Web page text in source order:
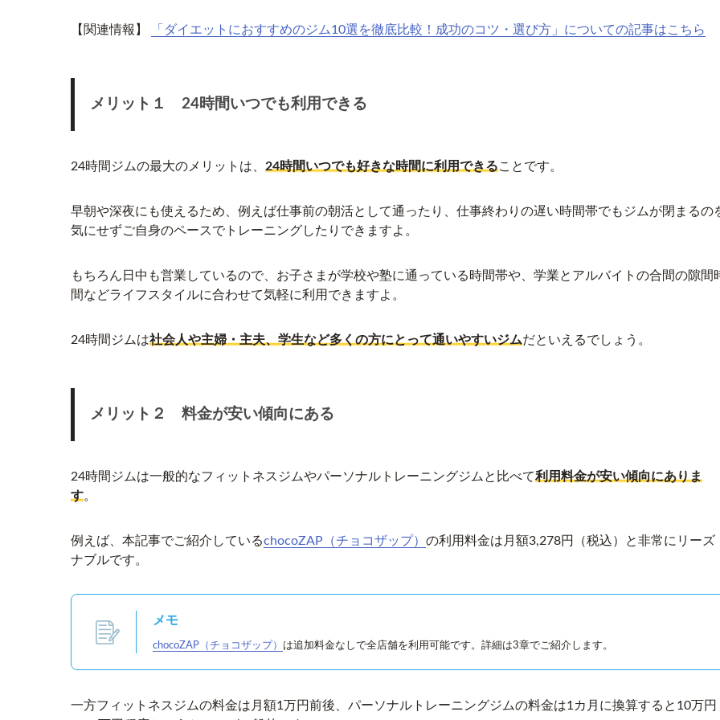
【関連情報】 「ダイエットにおすすめのジム10選を徹底比較！成功のコツ・選び方」についての記事はこちら
メリット１ 24時間いつでも利用できる
24時間ジムの最大のメリットは、 24時間いつでも好きな時間に利用できることです。
早朝や深夜にも使えるため、例えば仕事前の朝活として通ったり、仕事終わりの遅い時間帯でもジムが閉まるの
気にせずご自身のペースでトレーニングしたりできますよ。
もちろん日中も営業しているので、お子さまが学校や塾に通っている時間帯や、学業とアルバイトの合間の隙間
間などライフスタイルに合わせて気軽に利用できますよ。
24時間ジムは社会人や主婦・主夫、学生など多くの方にとって通いやすいジムだといえるでしょう。
メリット２ 料金が安い傾向にある
24時間ジムは一般的なフィットネスジムやパーソナルトレーニングジムと比べて利用料金が安い傾向にありま
す。
例えば、本記事でご紹介しているchocoZAP（チョコザップ） の利用料金は月額3,278円（税込）と非常にリーズ
ナブルです。
メモ
chocoZAP（チョコザップ） は追加料金なしで全店舗を利用可能です。詳細は3章でご紹介します。
一方フィットネスジムの料金は月額1万円前後、パーソナルトレーニングジムの料金は1カ月に換算すると10万円